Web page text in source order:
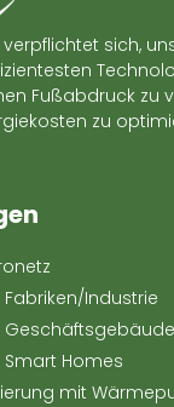
sich,
Fußabdruck zu
zu
Industrie
Homes
mit